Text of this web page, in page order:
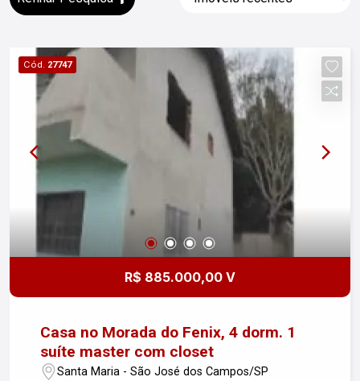
Cód. 27747
R$ 885.000,00 V
Casa no Morada do Fenix, 4 dorm. 1
suíte master com closet
Santa Maria - São José dos Campos/SP